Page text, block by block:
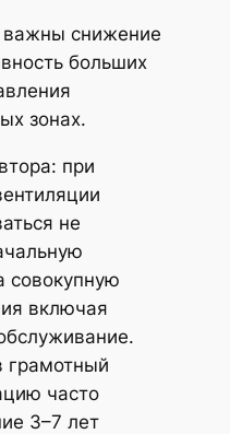
важны снижение
больших
зонах.
при
не
совокупную
включая
грамотный
часто
3–7 лет